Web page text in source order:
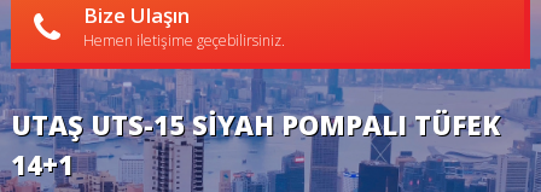
Bize Ulaşın
Hemen iletişime geçebilirsiniz.
UTAŞ UTS-15 SİYAH POMPALI TÜFEK
14+1